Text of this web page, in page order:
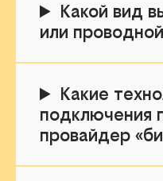
Какой вид
или
Какие
подключения
провайдер